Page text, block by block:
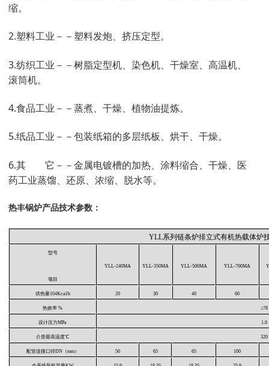
缩。
2.塑料工业－－塑料发炮、挤压定型。
3.纺织工业－－树脂定型机、染色机、干燥室、高温机、
滚筒机。
4.食品工业－－蒸煮、干燥、植物油提炼。
5.纸品工业－－包装纸箱的多层纸板、烘干、干燥。
6.其 它－－金属电镀槽的加热、涂料缩合、干燥、医
药工业蒸馏、还原、浓缩、脱水等。
热丰锅炉产品技术参数：
YLL系列链条炉排立式有机热载体炉
型号
项目
YLL-240MA YLL-350MA YLL-500MA YLL-700MA
供热量104Kcal/h 20 30 40 60
热效率 % ≥78
设计压力MPa 1.0
介质最高温度℃ 320
配管连接口径DN（mm） 50 65 65 100